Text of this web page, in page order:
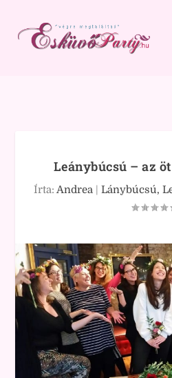
Leánybúcsú – az
Írta: Andrea| Lánybúcsú,